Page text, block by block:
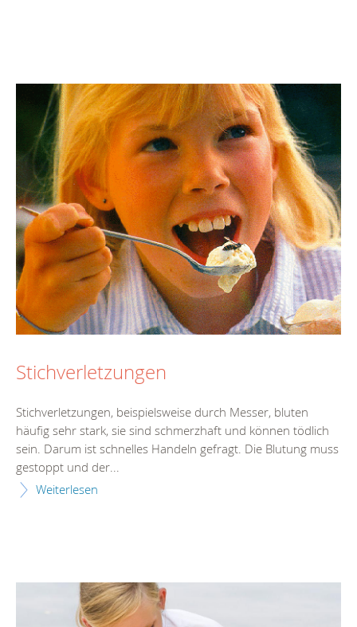
Stichverletzungen
Stichverletzungen, beispielsweise durch Messer, bluten
häufig sehr stark, sie sind schmerzhaft und können tödlich
sein. Darum ist schnelles Handeln gefragt. Die Blutung muss
gestoppt und der...
Weiterlesen